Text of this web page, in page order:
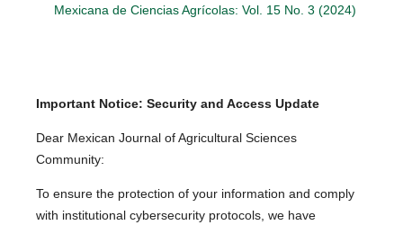
Mexicana de Ciencias Agrícolas: Vol. 15 No. 3 (2024)
Important Notice: Security and Access Update
Dear Mexican Journal of Agricultural Sciences
Community:
To ensure the protection of your information and comply
with institutional cybersecurity protocols, we have